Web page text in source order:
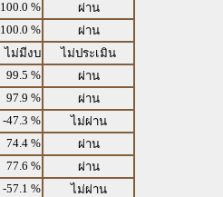
100.0 %
ผ่าน
100.0 %
ผ่าน
ไม่มีงบ
ไม่ประเมิน
99.5 %
ผ่าน
97.9 %
ผ่าน
-47.3 %
ไม่ผ่าน
74.4 %
ผ่าน
77.6 %
ผ่าน
-57.1 %
ไม่ผ่าน